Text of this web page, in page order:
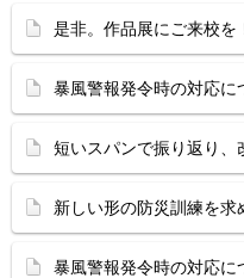
是非。作品展にご来校を
暴風警報発令時の対応に
短いスパンで振り返り、
新しい形の防災訓練を求
暴風警報発令時の対応に